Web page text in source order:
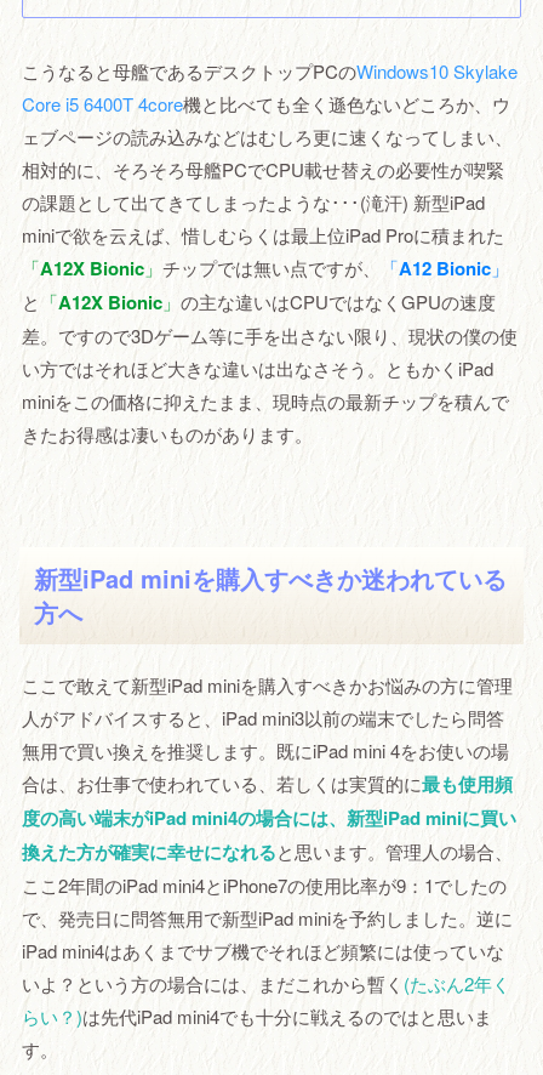
こうなると母艦であるデスクトップPCのWindows10 Skylake
Core i5 6400T 4core機と比べても全く遜色ないどころか、ウ
ェブページの読み込みなどはむしろ更に速くなってしまい、
相対的に、そろそろ母艦PCでCPU載せ替えの必要性が喫緊
の課題として出てきてしまったような･･･(滝汗) 新型iPad
miniで欲を云えば、惜しむらくは最上位iPad Proに積まれた
「A12X Bionic」 チップでは無い点ですが、 「A12 Bionic」
と 「A12X Bionic」 の主な違いはCPUではなくGPUの速度
差。ですので3Dゲーム等に手を出さない限り、現状の僕の使
い方ではそれほど大きな違いは出なさそう。ともかくiPad
miniをこの価格に抑えたまま、現時点の最新チップを積んで
きたお得感は凄いものがあります。
新型iPad miniを購入すべきか迷われている
方へ
ここで敢えて新型iPad miniを購入すべきかお悩みの方に管理
人がアドバイスすると、iPad mini3以前の端末でしたら問答
無用で買い換えを推奨します。既にiPad mini 4をお使いの場
合は、お仕事で使われている、若しくは実質的に最も使用頻
度の高い端末がiPad mini4の場合には、新型iPad miniに買い
換えた方が確実に幸せになれると思います。管理人の場合、
ここ2年間のiPad mini4とiPhone7の使用比率が9：1でしたの
で、発売日に問答無用で新型iPad miniを予約しました。逆に
iPad mini4はあくまでサブ機でそれほど頻繁には使っていな
いよ？という方の場合には、まだこれから暫く (たぶん2年く
らい？)は先代iPad mini4でも十分に戦えるのではと思いま
す。